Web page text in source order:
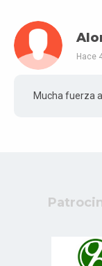
Hace
Mucha fuerza